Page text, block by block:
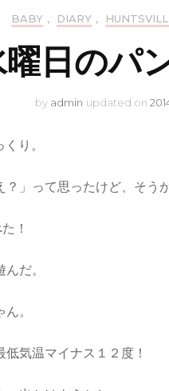
BABY , DIARY ,
日のパ
by admin updated on
り。
」って思ったけど、そう
！
だ。
。
気温マイナス１２度！